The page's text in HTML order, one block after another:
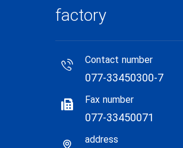
factory
Contact number
077-33450300-7
Fax number
077-33450071
address